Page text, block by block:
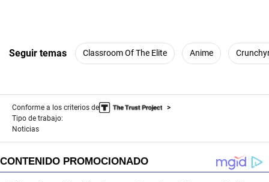
Seguir temas Classroom Of The Elite Anime
Conforme a los criterios de
Tipo de trabajo:
Noticias